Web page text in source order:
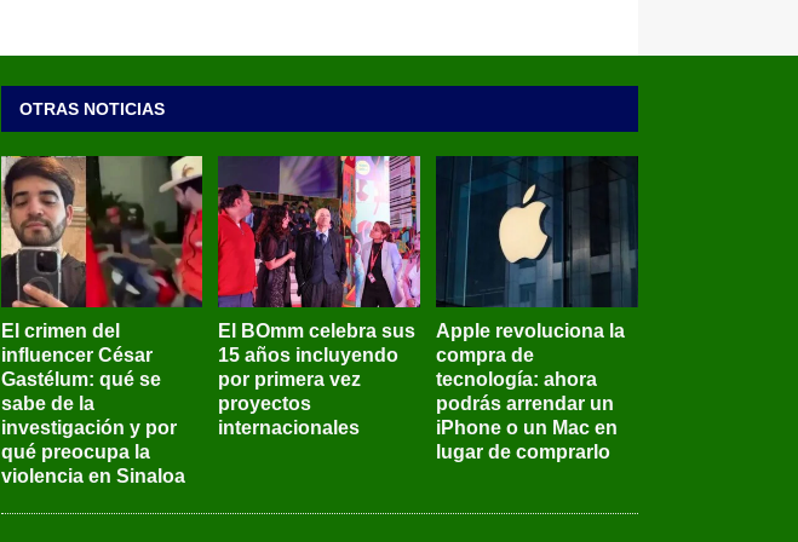
OTRAS NOTICIAS
El crimen del
influencer César
Gastélum: qué se
sabe de la
investigación y por
qué preocupa la
violencia en Sinaloa
El BOmm celebra sus
15 años incluyendo
por primera vez
proyectos
internacionales
Apple revoluciona la
compra de
tecnología: ahora
podrás arrendar un
iPhone o un Mac en
lugar de comprarlo